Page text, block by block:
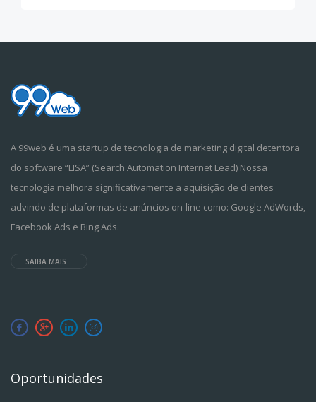
A 99web é uma startup de tecnologia de marketing digital detentora
do software “LISA” (Search Automation Internet Lead) Nossa
tecnologia melhora significativamente a aquisição de clientes
advindo de plataformas de anúncios on-line como: Google AdWords,
Facebook Ads e Bing Ads.
SAIBA MAIS...
Oportunidades